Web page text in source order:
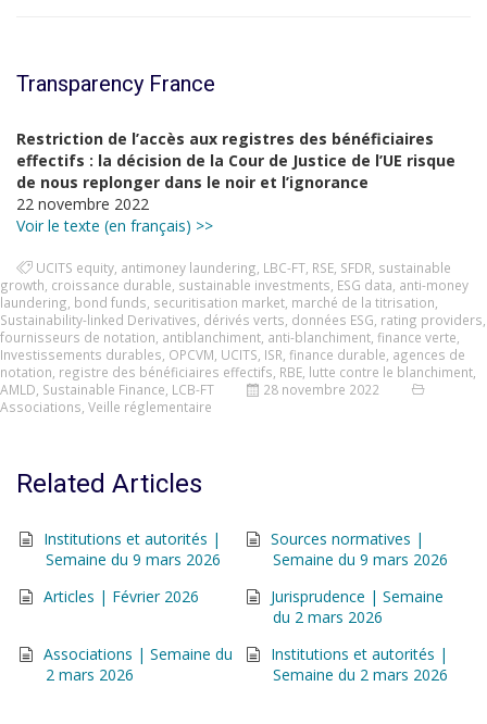
Transparency France
Restriction de l’accès aux registres des bénéficiaires
effectifs : la décision de la Cour de Justice de l’UE risque
de nous replonger dans le noir et l’ignorance
22 novembre 2022
Voir le texte (en français) >>
UCITS equity antimoney laundering LBC-FT RSE SFDR sustainable
growth croissance durable sustainable investments ESG data anti-money
laundering bond funds securitisation market marché de la titrisation
Sustainability-linked Derivatives dérivés verts données ESG rating providers
fournisseurs de notation antiblanchiment anti-blanchiment finance verte
Investissements durables OPCVM UCITS ISR finance durable agences de
notation registre des bénéficiaires effectifs RBE lutte contre le blanchiment
AMLD Sustainable Finance LCB-FT
28 novembre 2022
Associations Veille réglementaire
Related Articles
Institutions et autorités |
Semaine du 9 mars 2026
Sources normatives |
Semaine du 9 mars 2026
Articles | Février 2026
Jurisprudence | Semaine
du 2 mars 2026
Associations | Semaine du
2 mars 2026
Institutions et autorités |
Semaine du 2 mars 2026